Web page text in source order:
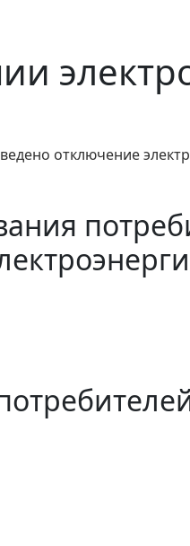
отключение